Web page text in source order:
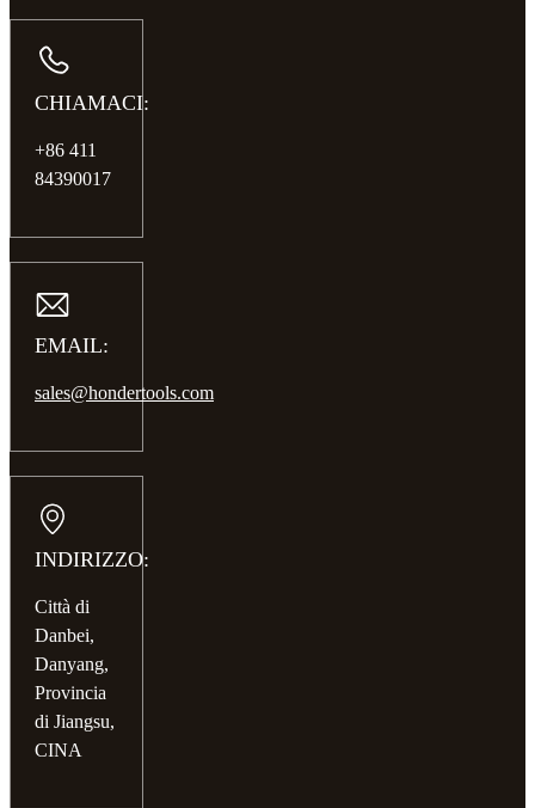
CHIAMACI:
+86 411
84390017
EMAIL:
sales@hondertools.com
INDIRIZZO:
Città di
Danbei,
Danyang,
Provincia
di Jiangsu,
CINA